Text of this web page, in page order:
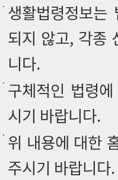
생활법령정보
되지 않고, 각종
니다.
구체적인 법령
시기 바랍니다.
위 내용에 대한
주시기 바랍니다.